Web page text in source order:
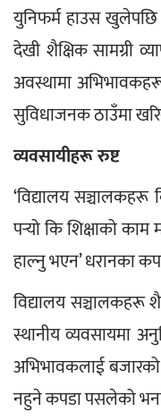
युनिफर्म हाउस
देखी शैक्षिक सामग्री
अवस्थामा
सुविधाजनक ठाउँमा
व्यवसायीहरू रुष्ट
‘विद्यालय
पर्‍यो कि शिक्षाको काम
हाल्नु भएन’ धरानका
विद्यालय सञ्चालकहरू
स्थानीय व्यवसायमा
अभिभावकलाई बजारको
नहुने कपडा पसलेको